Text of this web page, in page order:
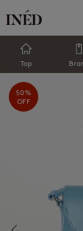
Top
50%
OFF